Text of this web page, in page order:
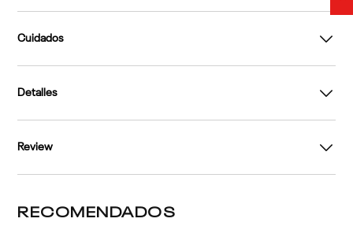
Cuidados
Detalles
Review
RECOMENDADOS